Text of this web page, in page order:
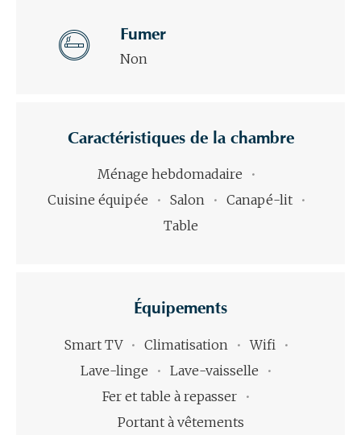
Fumer
Non
Caractéristiques de la chambre
Ménage hebdomadaire
Cuisine équipée
Salon
Canapé-lit
Table
Équipements
Smart TV Climatisation
Wifi
Lave-linge
Lave-vaisselle
Fer et table à repasser
Portant à vêtements